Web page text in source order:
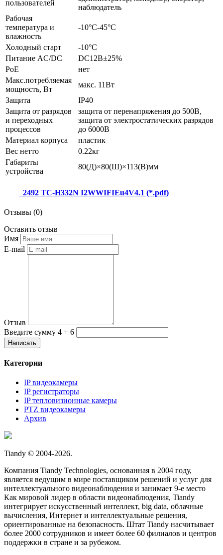
пользователей
наблюдатель
Рабочая
температура и
влажность
-10°С-45°С
Холодный старт
-10°С
Питание AC/DC
DC12В±25%
PoE
нет
Макс.потребляемая
мощность, Вт
макс. 11Вт
Защита
IP40
Защита от разрядов
и переходных
процессов
защита от перенапряжения до 500В,
защита от электростатических разрядов
до 6000В
Материал корпуса
пластик
Вес нетто
0.22кг
Габариты
устройства
80(Д)×80(Ш)×113(В)мм
2492 TC-H332N I2WWIFIEu4V4.1 (*.pdf)
Отзывы (0)
Оставить отзыв
Имя
E-mail
Отзыв
Введите сумму 4 + 6
Категории
IP видеокамеры
IP регистраторы
IP тепловизионные камеры
PTZ видеокамеры
Архив
Tiandy © 2004-2026.
Компания Tiandy Technologies, основанная в 2004 году,
является ведущим в мире поставщиком решений и услуг для
интеллектуального видеонаблюдения и занимает 9-е место
Как мировой лидер в области видеонаблюдения, Tiandy
интегрирует искусственный интеллект, big data, облачные
вычисления, Интернет и интеллектуальные решения,
ориентированные на безопасность. Штат Tiandy насчитывает
более 2000 сотрудников и имеет более 60 филиалов и центров
поддержки в стране и за рубежом.